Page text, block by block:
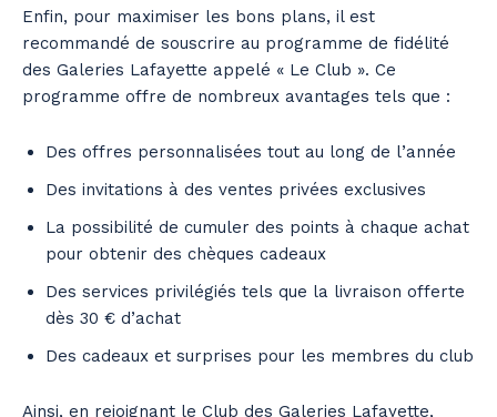
Enfin, pour maximiser les bons plans, il est
recommandé de souscrire au programme de fidélité
des Galeries Lafayette appelé « Le Club ». Ce
programme offre de nombreux avantages tels que :
Des offres personnalisées tout au long de l’année
Des invitations à des ventes privées exclusives
La possibilité de cumuler des points à chaque achat
pour obtenir des chèques cadeaux
Des services privilégiés tels que la livraison offerte
dès 30 € d’achat
Des cadeaux et surprises pour les membres du club
Ainsi, en rejoignant le Club des Galeries Lafayette,